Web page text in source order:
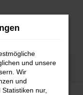
Angebote
und unsere
Wir
und
nur,